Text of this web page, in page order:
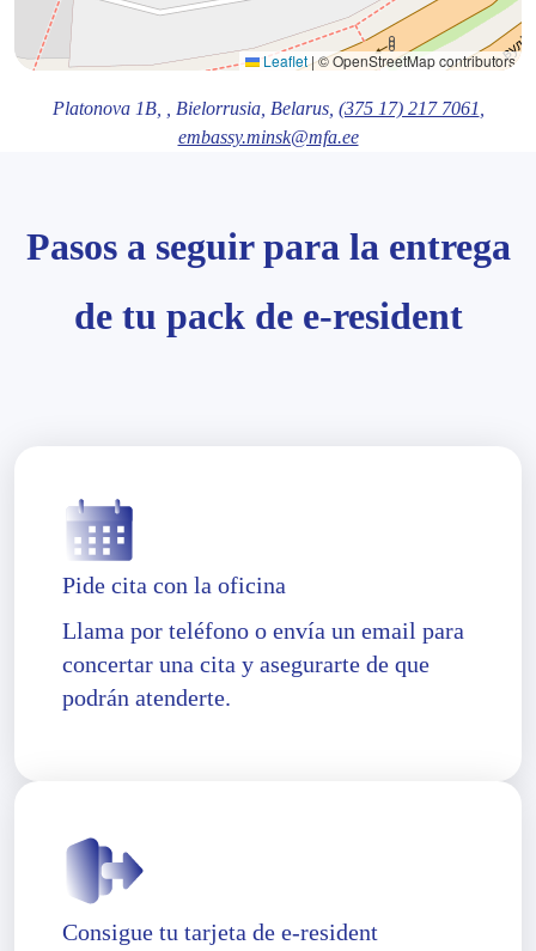
Leaflet|© OpenStreetMap contributors
Platonova 1B, , Bielorrusia, Belarus, (375 17) 217 7061
embassy.minsk@mfa.ee
Pasos a seguir para la entrega
de tu pack de e-resident
Pide cita con la oficina
Llama por teléfono o envía un email para
concertar una cita y asegurarte de que
podrán atenderte.
Consigue tu tarjeta de e-resident